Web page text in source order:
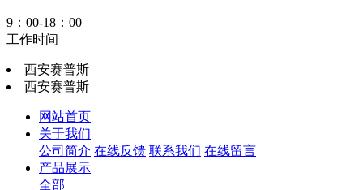
9：00-18：00
工作时间
西安赛普斯
西安赛普斯
网站首页
关于我们
公司简介 在线反馈 联系我们 在线留言
产品展示
全部